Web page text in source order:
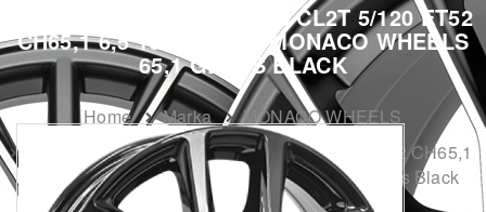
6,5X16 MONACO WHEELS CL2T 5/120 ET52
CH65,1 6,5 16 52 5X120 MONACO WHEELS
65,1 GLOSS BLACK
Home Marka
MONACO WHEELS
6,5X16 MONACO WHEELS CL2T 5/120 ET52 CH65,1
6,5 16 52 5X120 MONACO WHEELS 65,1 Gloss Black